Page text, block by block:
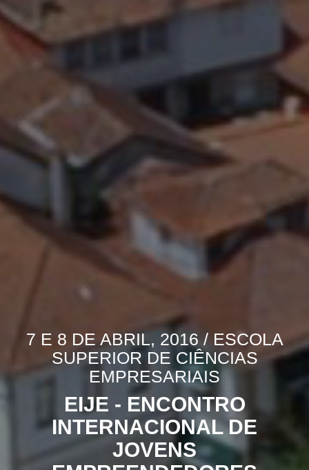
7 E 8 DE ABRIL, 2016 / ESCOLA
SUPERIOR DE CIÊNCIAS
EMPRESARIAIS
EIJE - ENCONTRO
INTERNACIONAL DE
JOVENS